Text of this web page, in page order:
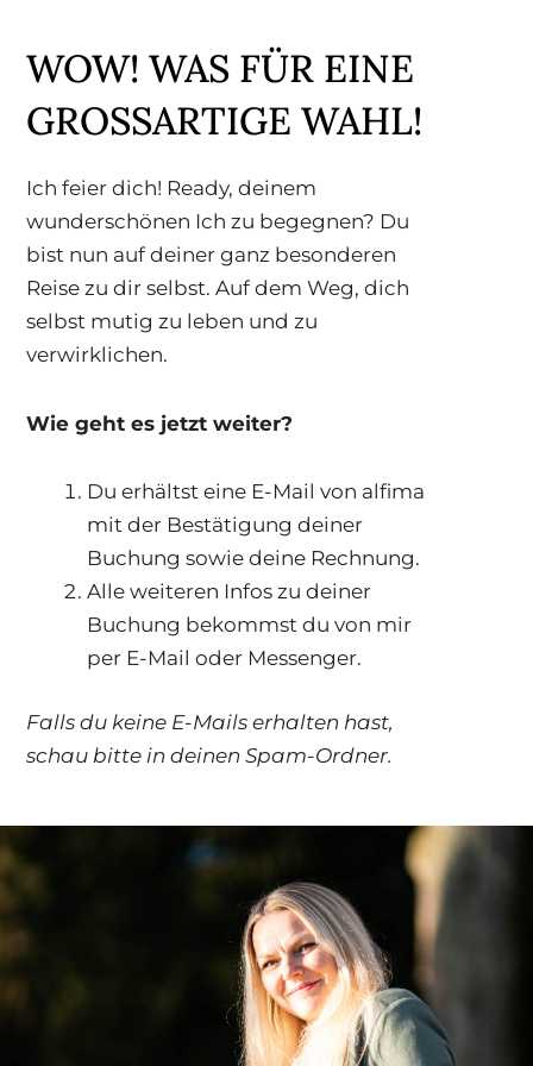
WOW! WAS FÜR EINE
GROSSARTIGE WAHL!
Ich feier dich! Ready, deinem
wunderschönen Ich zu begegnen? Du
bist nun auf deiner ganz besonderen
Reise zu dir selbst. Auf dem Weg, dich
selbst mutig zu leben und zu
verwirklichen.
Wie geht es jetzt weiter?
Du erhältst eine E-Mail von alfima
mit der Bestätigung deiner
Buchung sowie deine Rechnung.
Alle weiteren Infos zu deiner
Buchung bekommst du von mir
per E-Mail oder Messenger.
Falls du keine E-Mails erhalten hast,
schau bitte in deinen Spam-Ordner.